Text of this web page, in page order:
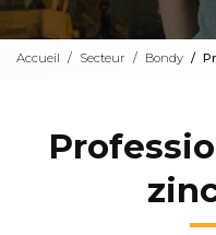
Accueil Secteur Bondy